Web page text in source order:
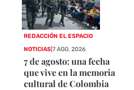
REDACCIÓN EL ESPACIO
NOTICIAS |7 AGO, 2026
7 de agosto: una fecha
que vive en la memoria
cultural de Colombia